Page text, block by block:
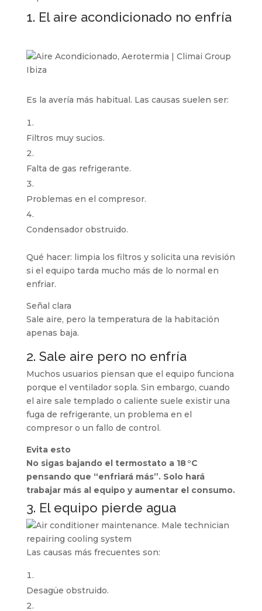
1. El aire acondicionado no enfría
Es la avería más habitual. Las causas suelen ser:
Filtros muy sucios.
Falta de gas refrigerante.
Problemas en el compresor.
Condensador obstruido.
Qué hacer: limpia los filtros y solicita una revisión
si el equipo tarda mucho más de lo normal en
enfriar.
Señal clara
Sale aire, pero la temperatura de la habitación
apenas baja.
2. Sale aire pero no enfría
Muchos usuarios piensan que el equipo funciona
porque el ventilador sopla. Sin embargo, cuando
el aire sale templado o caliente suele existir una
fuga de refrigerante, un problema en el
compresor o un fallo de control.
Evita esto
No sigas bajando el termostato a 18 °C
pensando que “enfriará más”. Solo hará
trabajar más al equipo y aumentar el consumo.
3. El equipo pierde agua
Las causas más frecuentes son:
Desagüe obstruido.